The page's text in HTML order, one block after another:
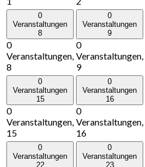
0
Veranstaltungen
8
0
Veranstaltungen,
8
0
Veranstaltungen
9
0
Veranstaltungen,
9
0
Veranstaltungen
15
0
Veranstaltungen,
15
0
Veranstaltungen
16
0
Veranstaltungen,
16
0
Veranstaltungen
22
0
Veranstaltungen
23